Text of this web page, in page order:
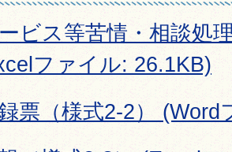
ビス等苦情・相談処
ファイル: 26.1KB)
票（様式2-2） (Word